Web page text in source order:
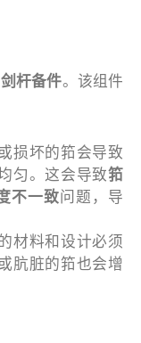
剑杆备件。该组件
损坏的筘会导致
匀。这会导致筘
不一致问题，导
材料和设计必须
肮脏的筘也会增